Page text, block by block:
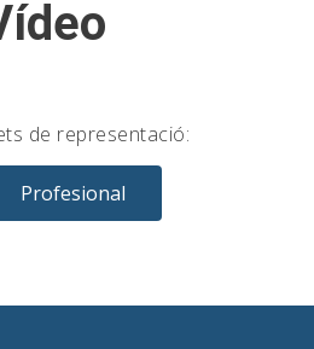
de representació:
Profesional